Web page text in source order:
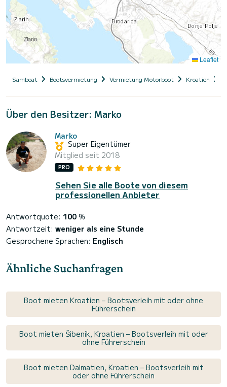
Leaflet
Samboat Bootsvermietung Vermietung Motorboot Kroatien
Über den Besitzer: Marko
Marko
Super Eigentümer
Mitglied seit 2018
PRO
Sehen Sie alle Boote von diesem
professionellen Anbieter
Antwortquote: 100 %
Antwortzeit: weniger als eine Stunde
Gesprochene Sprachen: Englisch
Ähnliche Suchanfragen
Boot mieten Kroatien – Bootsverleih mit oder ohne
Führerschein
Boot mieten Šibenik, Kroatien – Bootsverleih mit oder
ohne Führerschein
Boot mieten Dalmatien, Kroatien – Bootsverleih mit
oder ohne Führerschein